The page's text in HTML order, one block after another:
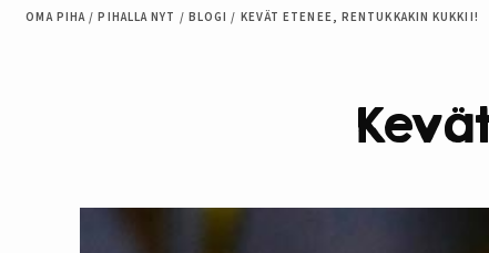
OMA PIHA / PIHALLA NYT / BLOGI / KEVÄT ETENEE, RENTUKKAKIN KUKKII!